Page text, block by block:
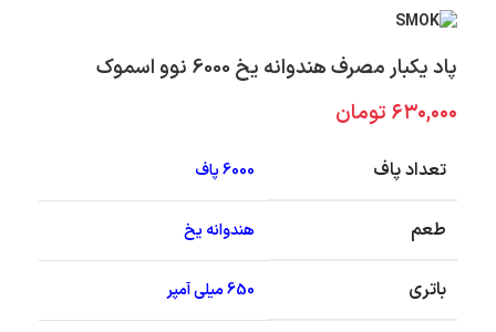
پاد یکبار مصرف هندوانه یخ 6000 نوو اسموک
۶۳۰,۰۰۰ تومان
تعداد پاف 6000 پاف
طعم هندوانه یخ
باتری 650 میلی آمپر